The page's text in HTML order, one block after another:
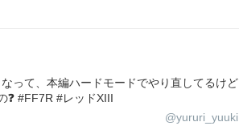
って、本編ハードモードでやり直してるけど
❓ #FF7R #レッドXIII
@yururi_yuuki